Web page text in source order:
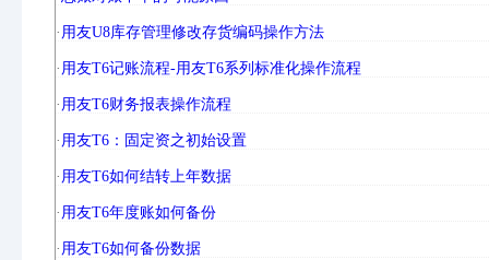
· 用友U8库存管理修改存货编码操作方法
· 用友T6记账流程-用友T6系列标准化操作流程
· 用友T6财务报表操作流程
· 用友T6：固定资之初始设置
· 用友T6如何结转上年数据
· 用友T6年度账如何备份
· 用友T6如何备份数据